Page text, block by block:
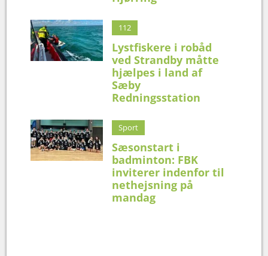
112
Lystfiskere i robåd
ved Strandby måtte
hjælpes i land af
Sæby
Redningsstation
Sport
Sæsonstart i
badminton: FBK
inviterer indenfor til
nethejsning på
mandag